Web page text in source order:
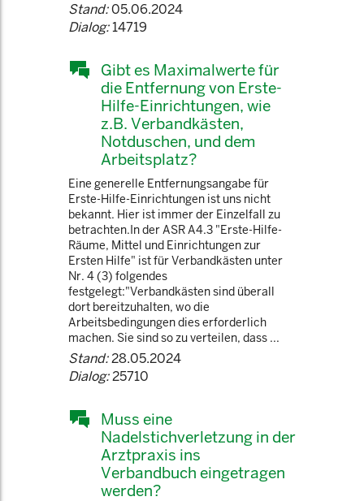
Stand:05.06.2024
Dialog:14719
Gibt es Maximalwerte für
die Entfernung von Erste-
Hilfe-Einrichtungen, wie
z.B. Verbandkästen,
Notduschen, und dem
Arbeitsplatz?
Eine generelle Entfernungsangabe für
Erste-Hilfe-Einrichtungen ist uns nicht
bekannt. Hier ist immer der Einzelfall zu
betrachten.In der ASR A4.3 "Erste-Hilfe-
Räume, Mittel und Einrichtungen zur
Ersten Hilfe" ist für Verbandkästen unter
Nr. 4 (3) folgendes
festgelegt:"Verbandkästen sind überall
dort bereitzuhalten, wo die
Arbeitsbedingungen dies erforderlich
machen. Sie sind so zu verteilen, dass ...
Stand:28.05.2024
Dialog:25710
Muss eine
Nadelstichverletzung in der
Arztpraxis ins
Verbandbuch eingetragen
werden?